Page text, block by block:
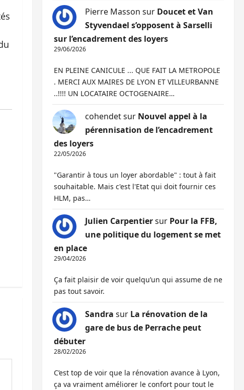
Pierre Masson sur Doucet et Van
Styvendael s’opposent à Sarselli
sur l’encadrement des loyers
29/06/2026
EN PLEINE CANICULE ... QUE FAIT LA METROPOLE
. MERCI AUX MAIRES DE LYON ET VILLEURBANNE
..!!!! UN LOCATAIRE OCTOGENAIRE…
cohendetsur Nouvel appel à la
pérennisation de l’encadrement
des loyers
22/05/2026
"Garantir à tous un loyer abordable" : tout à fait
souhaitable. Mais c'est l'Etat qui doit fournir ces
HLM, pas…
Julien Carpentiersur Pour la FFB,
une politique du logement se met
en place
29/04/2026
Ça fait plaisir de voir quelqu’un qui assume de ne
pas tout savoir.
Sandra sur La rénovation de la
gare de bus de Perrache peut
débuter
28/02/2026
C’est top de voir que la rénovation avance à Lyon,
ça va vraiment améliorer le confort pour tout le